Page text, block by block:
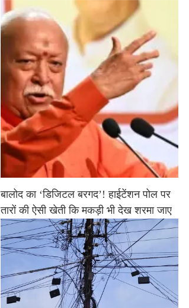
बालोद का ‘डिजिटल बरगद’! हाईटेंशन पोल पर
तारों की ऐसी खेती कि मकड़ी भी देख शरमा जाए